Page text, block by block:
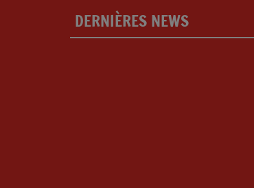
DERNIÈRES NEWS